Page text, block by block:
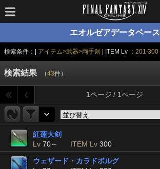
エオルゼアデータベース
検索条件：| アイテム>武器>両手剣 | ITEM Lv ： 201-300
検索結果 （43件）
1ページ / 1ページ
紅蓮大剣
Lv 70～ ITEM Lv 300
ウェザード・カラドボルグ